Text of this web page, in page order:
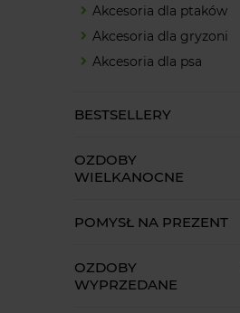
Akcesoria dla ptaków
Akcesoria dla gryzoni
Akcesoria dla psa
BESTSELLERY
OZDOBY
WIELKANOCNE
POMYSŁ NA PREZENT
OZDOBY
WYPRZEDANE